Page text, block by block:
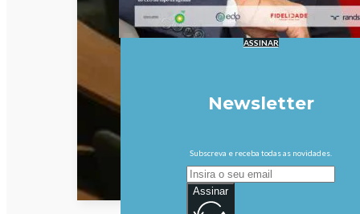
ASSINAR
Newsletter
Subscreva e receba todas as novidades.
Assinar